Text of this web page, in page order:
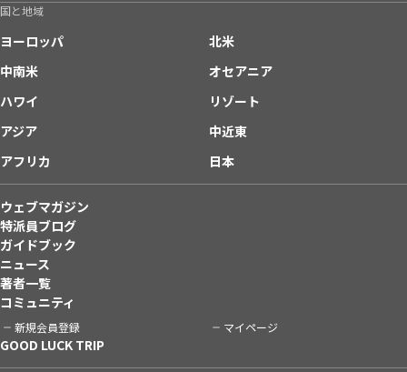
国と地域
ヨーロッパ
北米
中南米
オセアニア
ハワイ
リゾート
アジア
中近東
アフリカ
日本
ウェブマガジン
特派員ブログ
ガイドブック
ニュース
著者一覧
コミュニティ
新規会員登録 マイページ
GOOD LUCK TRIP